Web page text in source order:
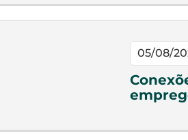
05/08/